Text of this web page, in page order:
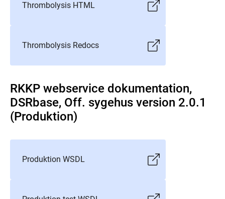
Thrombolysis HTML
Thrombolysis Redocs
RKKP webservice dokumentation,
DSRbase, Off. sygehus version 2.0.1
(Produktion)
Produktion WSDL